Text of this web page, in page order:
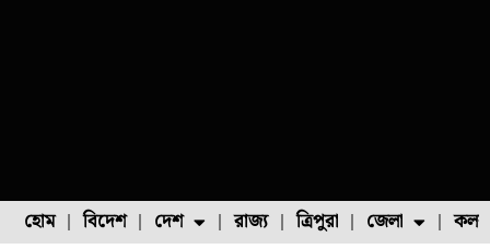
হোম বিদেশ দেশ রাজ্য ত্রিপুরা জেলা